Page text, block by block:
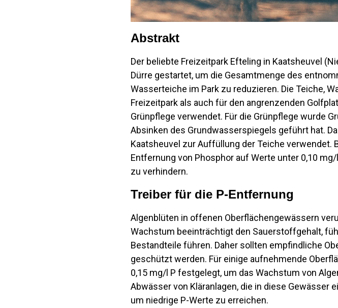
Abstrakt
Der beliebte Freizeitpark Efteling in Kaatsheuvel
Dürre gestartet, um die Gesamtmenge des
Wasserteiche im Park zu reduzieren. Die Teiche,
Freizeitpark als auch für den angrenzenden
Grünpflege verwendet. Für die Grünpflege wurde
Absinken des Grundwasserspiegels geführt hat.
Kaatsheuvel zur Auffüllung der Teiche
Entfernung von Phosphor auf Werte unter 0,10
zu verhindern.
Treiber für die P-Entfernung
Algenblüten in offenen Oberflächengewässern
Wachstum beeinträchtigt den Sauerstoffgehalt,
Bestandteile führen. Daher sollten empfindliche
geschützt werden. Für einige aufnehmende
0,15 mg/l P festgelegt, um das Wachstum von
Abwässer von Kläranlagen, die in diese Gewässer
um niedrige P-Werte zu erreichen.